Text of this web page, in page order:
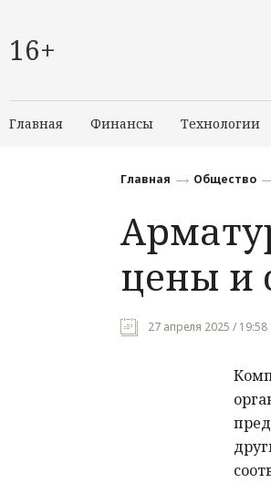
16+
Главная Финансы Технологии
Главная Общество
цены и
27 апреля 2025 / 19:58